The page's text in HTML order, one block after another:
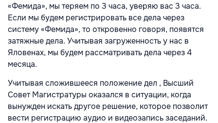
«Фемида», мы теряем по 3 часа, уверяю вас 3 часа.
Если мы будем регистрировать все дела через
систему «Фемида», то откровенно говоря, появятся
затяжные дела. Учитывая загруженность у нас в
Яловенах, мы будем рассматривать дела через 4
месяца.
Учитывая сложившееся положение дел , Высший
Совет Магистратуры оказался в ситуации, когда
вынужден искать другое решение, которое позволит
вести регистрацию аудио и видеозапись заседаний.